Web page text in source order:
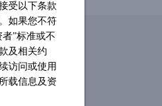
受以下条款
如果您不符
”标准或不
及相关约
访问或使用
载信息及资